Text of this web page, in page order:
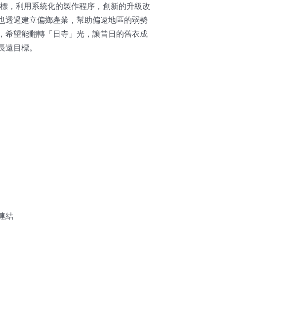
，利用系統化的製作程序，創新的升級改
透過建立偏鄉產業，幫助偏遠地區的弱勢
希望能翻轉「日寺」光，讓昔日的舊衣成
目標。
結